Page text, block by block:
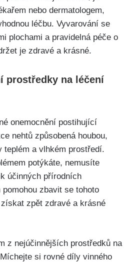
‍nebo dermatologem,
léčbu. Vyvarování se
plochami a pravidelná péče ⁣o
je zdravé a krásné.
prostředky na léčení​
onemocnění ⁤postihující
⁢nehtů způsobená houbou,
a ​vlhkém prostředí.
potýkáte, nemusíte
účinných přírodních
zbavit se tohoto
zpět zdravé ⁢a krásné
z nejúčinnějších⁣ prostředků na
si ‌rovné ​díly vinného